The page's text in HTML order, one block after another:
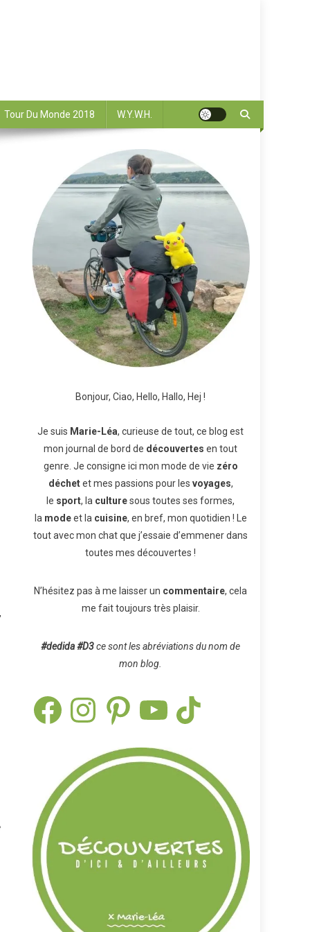
Tour Du Monde 2018 W.Y.W.H.
Bonjour, Ciao, Hello, Hallo, Hej !
Je suis Marie-Léa, curieuse de tout, ce blog est
mon journal de bord de découvertes en tout
genre. Je consigne ici mon mode de vie zéro
déchetet mes passions pour les voyages,
le sport, la culturesous toutes ses formes,
la modeet la cuisine, en bref, mon quotidien ! Le
tout avec mon chat que j’essaie d’emmener dans
toutes mes découvertes !
N’hésitez pas à me laisser un commentaire, cela
me fait toujours très plaisir.
#dedida#D3ce sont les abréviations du nom de
mon blog.
FacebookInstagramPinterest TikTok